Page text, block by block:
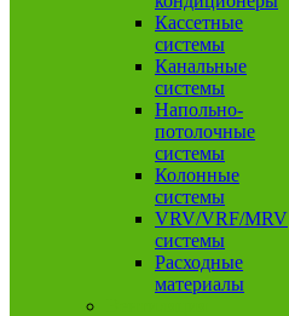
Кассетные
системы
Канальные
системы
Напольно-
потолочные
системы
Колонные
системы
VRV/VRF/MRV
системы
Расходные
материалы